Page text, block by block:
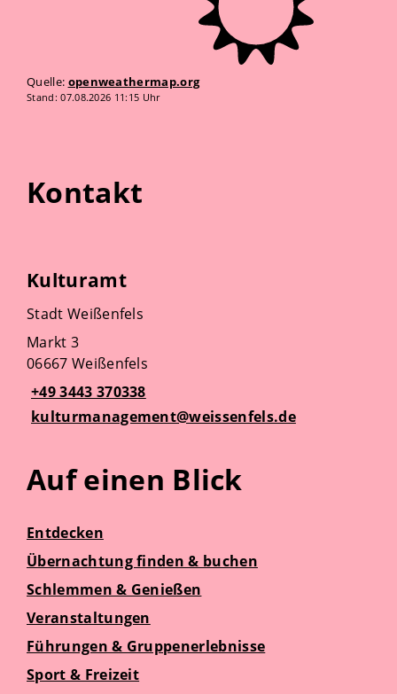
Quelle: openweathermap.org
Stand: 07.08.2026 11:15 Uhr
Kontakt
Kulturamt
Stadt Weißenfels
Markt 3
06667 Weißenfels
+49 3443 370338
kulturmanagement@weissenfels.de
Auf einen Blick
Entdecken
Übernachtung finden & buchen
Schlemmen & Genießen
Veranstaltungen
Führungen & Gruppenerlebnisse
Sport & Freizeit